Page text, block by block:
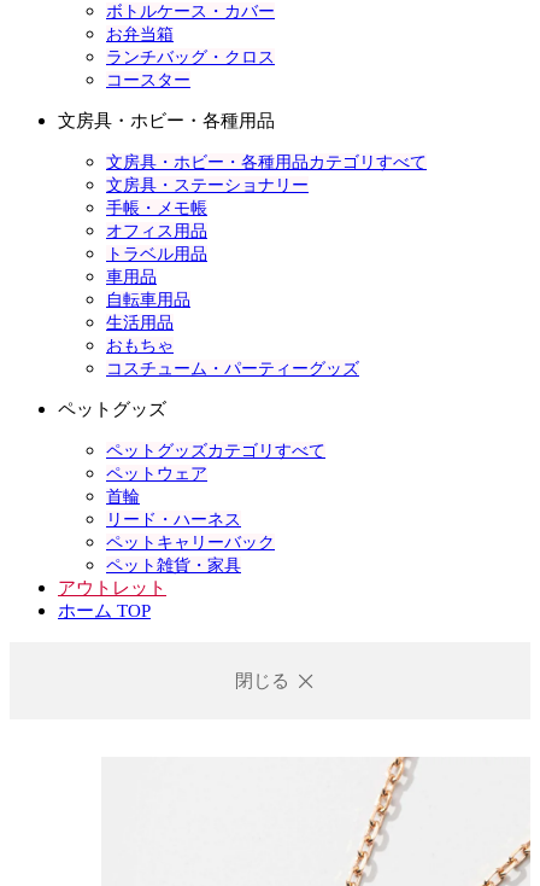
ボトルケース・カバー
お弁当箱
ランチバッグ・クロス
コースター
文房具・ホビー・各種用品
文房具・ホビー・各種用品カテゴリすべて
文房具・ステーショナリー
手帳・メモ帳
オフィス用品
トラベル用品
車用品
自転車用品
生活用品
おもちゃ
コスチューム・パーティーグッズ
ペットグッズ
ペットグッズカテゴリすべて
ペットウェア
首輪
リード・ハーネス
ペットキャリーバック
ペット雑貨・家具
アウトレット
ホーム TOP
閉じる